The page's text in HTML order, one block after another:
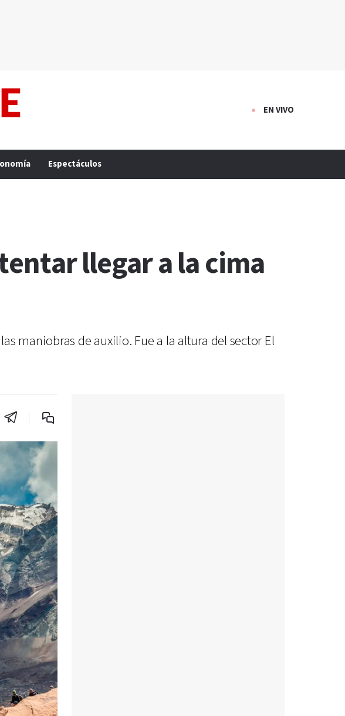
EN VIVO
Espectáculos
llegar a la cima
maniobras de auxilio. Fue a la altura del sector El